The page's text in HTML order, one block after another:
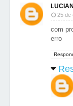
25 de
com
erro